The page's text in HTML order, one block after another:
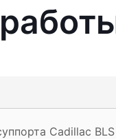
Cadillac BLS